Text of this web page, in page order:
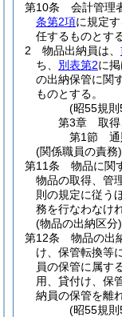
第10条
会計管理
条第2項に規定
任するものとする
2
物品出納員は、
ち、 別表第2に
の出納保管に関
ものとする。
(昭55規
第3章
取
第1節
通
(関係職員の責務)
第11条
物品に関
物品の取得、管
則の規定に従う
務を行なわなけ
(物品の出納区分)
第12条
物品の出
け、保管転換等
員の保管に属す
用、貸付け、保
納員の保管を離
(昭55規